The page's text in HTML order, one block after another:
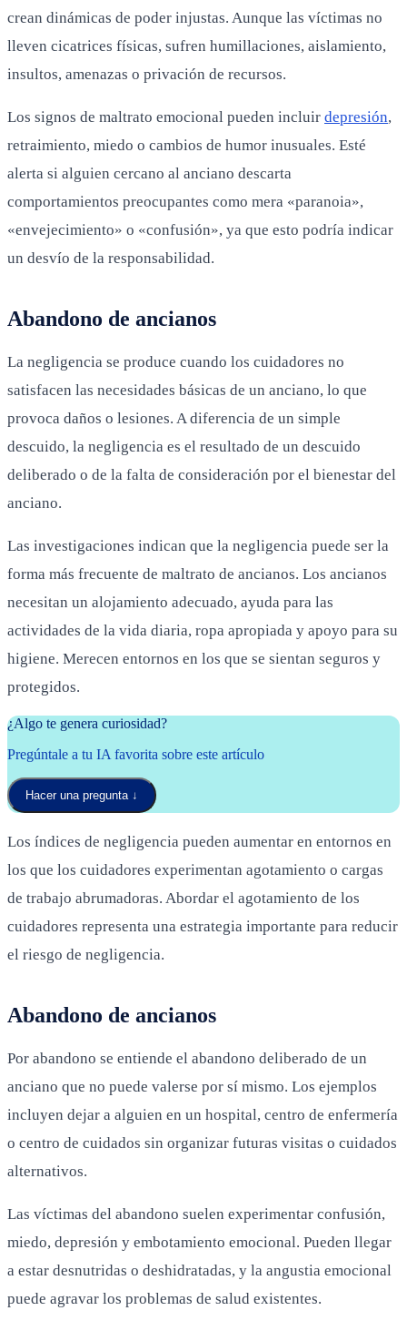
crean dinámicas de poder injustas. Aunque las víctimas no
lleven cicatrices físicas, sufren humillaciones, aislamiento,
insultos, amenazas o privación de recursos.
Los signos de maltrato emocional pueden incluir depresión,
retraimiento, miedo o cambios de humor inusuales. Esté
alerta si alguien cercano al anciano descarta
comportamientos preocupantes como mera «paranoia»,
«envejecimiento» o «confusión», ya que esto podría indicar
un desvío de la responsabilidad.
Abandono de ancianos
La negligencia se produce cuando los cuidadores no
satisfacen las necesidades básicas de un anciano, lo que
provoca daños o lesiones. A diferencia de un simple
descuido, la negligencia es el resultado de un descuido
deliberado o de la falta de consideración por el bienestar del
anciano.
Las investigaciones indican que la negligencia puede ser la
forma más frecuente de maltrato de ancianos. Los ancianos
necesitan un alojamiento adecuado, ayuda para las
actividades de la vida diaria, ropa apropiada y apoyo para su
higiene. Merecen entornos en los que se sientan seguros y
protegidos.
¿Algo te genera curiosidad?
Pregúntale a tu IA favorita sobre este artículo
Hacer una pregunta↓
Los índices de negligencia pueden aumentar en entornos en
los que los cuidadores experimentan agotamiento o cargas
de trabajo abrumadoras. Abordar el agotamiento de los
cuidadores representa una estrategia importante para reducir
el riesgo de negligencia.
Abandono de ancianos
Por abandono se entiende el abandono deliberado de un
anciano que no puede valerse por sí mismo. Los ejemplos
incluyen dejar a alguien en un hospital, centro de enfermería
o centro de cuidados sin organizar futuras visitas o cuidados
alternativos.
Las víctimas del abandono suelen experimentar confusión,
miedo, depresión y embotamiento emocional. Pueden llegar
a estar desnutridas o deshidratadas, y la angustia emocional
puede agravar los problemas de salud existentes.